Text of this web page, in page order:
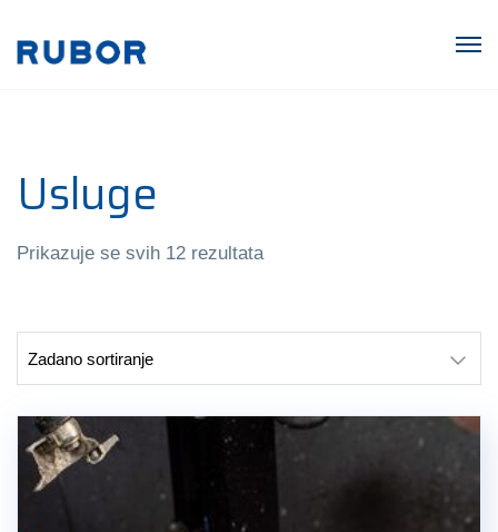
Usluge
Prikazuje se svih 12 rezultata